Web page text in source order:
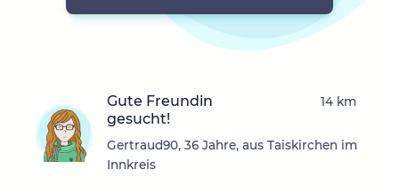
Gute Freundin
gesucht!
Gertraud90, 36 Jahre, aus Taiskirchen im
Innkreis
14 km